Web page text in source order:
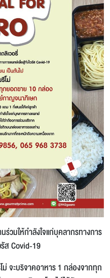
ร่วมให้กำลังใจแก่บุคลากรทางการ
ส Covid-19
ม่ จะบริจาคอาหาร 1 กล่องจากทุก